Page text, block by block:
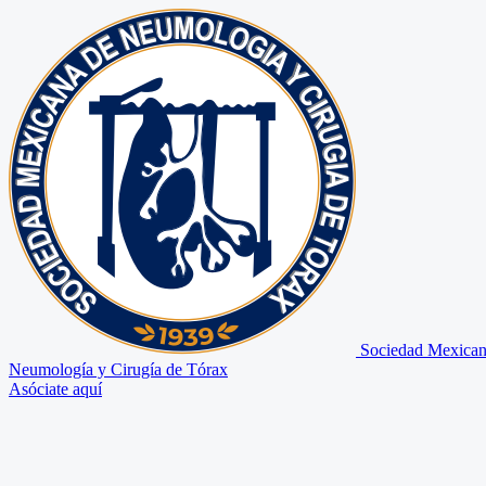
Sociedad
Neumología y Cirugía de Tórax
Asóciate aquí